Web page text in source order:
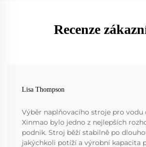
Recenze
Lisa Thompson
Výběr naplňovacího stroje pro vodu
Xinmao bylo jedno z nejlepších
podnik. Stroj běží stabilně po
jakýchkoli potíží a výrobní kapacita